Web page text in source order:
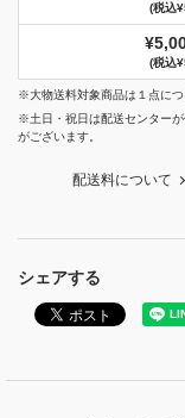
シェアする
(税込
(税込
※大物送料対象商品は１点に
※土日・祝日は配送センター
がございます。
配送料について